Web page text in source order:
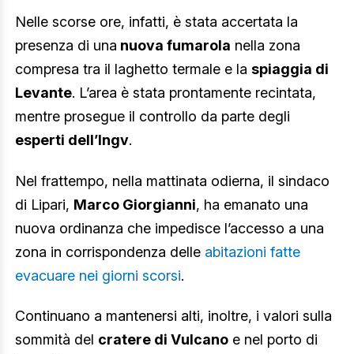
Nelle scorse ore, infatti, è stata accertata la
presenza di una nuova fumarola nella zona
compresa tra il laghetto termale e la spiaggia di
Levante. L’area è stata prontamente recintata,
mentre prosegue il controllo da parte degli
esperti dell’Ingv.
Nel frattempo, nella mattinata odierna, il sindaco
di Lipari, Marco Giorgianni, ha emanato una
nuova ordinanza che impedisce l’accesso a una
zona in corrispondenza delle abitazioni fatte
evacuare nei giorni scorsi.
Continuano a mantenersi alti, inoltre, i valori sulla
sommità del cratere di Vulcano e nel porto di